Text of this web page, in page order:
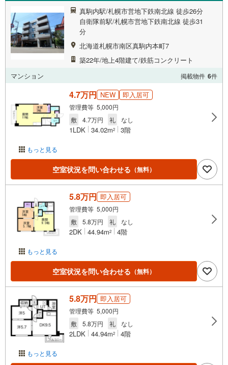
真駒内駅/札幌市営地下鉄南北線 徒歩26分
自衛隊前駅/札幌市営地下鉄南北線 徒歩31
分
北海道札幌市南区真駒内本町7
築22年/地上4階建て/鉄筋コンクリート
マンション
掲載物件 6件
もっと見る
4.7万円 NEW 即入居可
管理費等 5,000円
敷
4.7万円 礼 なし
1LDK 34.02m2 3階
空室状況を問い合わせる （無料）
もっと見る
5.8万円 即入居可
管理費等 5,000円
敷
5.8万円 礼 なし
2DK 44.94m2 4階
空室状況を問い合わせる （無料）
もっと見る
5.8万円 即入居可
管理費等 5,000円
敷
5.8万円 礼 なし
2LDK 44.94m2 4階